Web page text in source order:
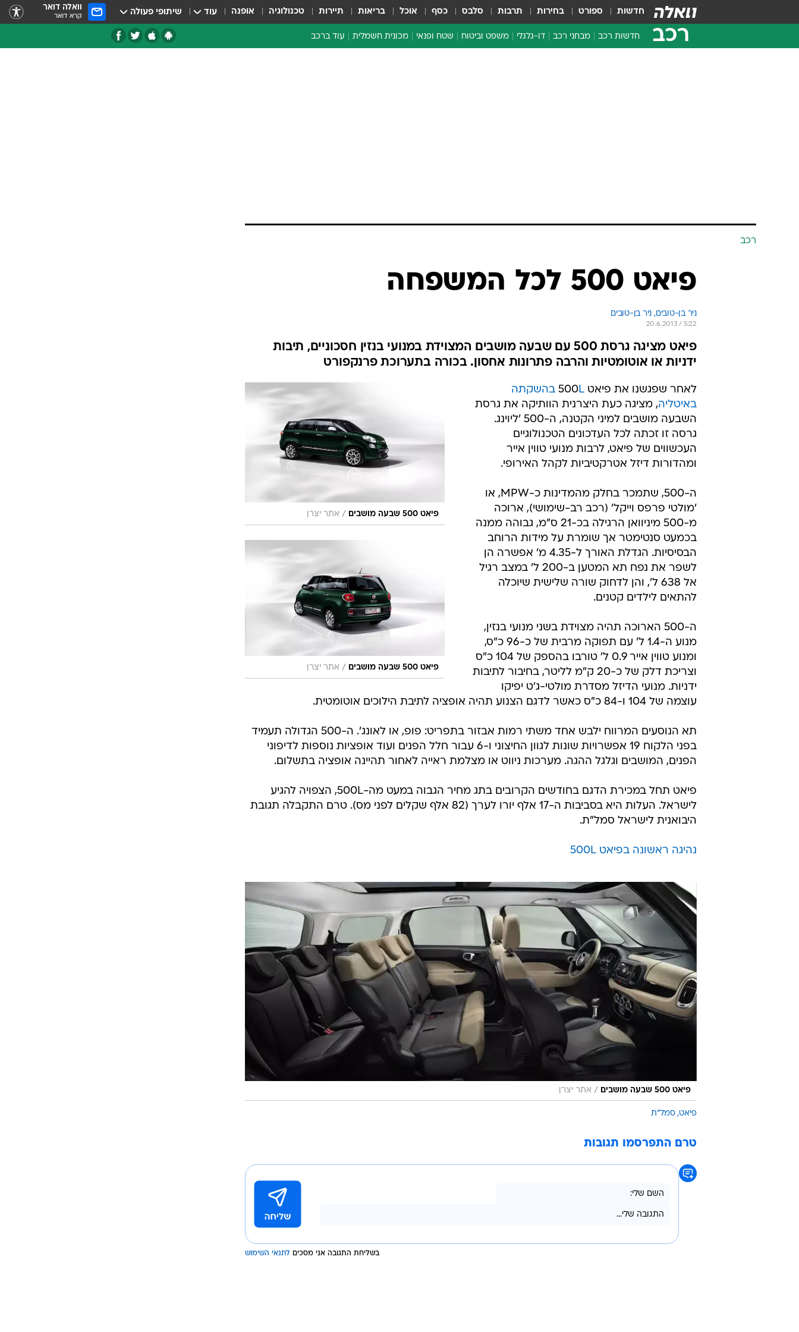
חדשות ספורט בחירות תרבות סלבס כסף אוכל בריאות תיירות טכנולוגיה אופנה עוד שיתופי פעולה וואלה דואר
קרא דואר
רכב חדשות רכב מבחני רכב דו-גלגלי משפט וביטוח שטח ופנאי מכונית חשמלית עוד ברכב
ארכיון מדורים
כתבו לנו
רכב
פיאט 500 לכל המשפחה
ניר בן-טובים, ניר בן-טובים
20.6.2013 / 5:22
פיאט מציגה גרסת 500 עם שבעה מושבים המצוידת במנועי בנזין חסכוניים, תיבות
ידניות או אוטומטיות והרבה פתרונות אחסון. בכורה בתערוכת פרנקפורט
פיאט 500 שבעה מושבים / אתר יצרן
פיאט 500 שבעה מושבים / אתר יצרן
לאחר שפגשנו את פיאט 500
L בהשקתה
באיטליה, מציגה כעת היצרנית הוותיקה את גרסת
השבעה מושבים למיני הקטנה, ה-500 'ליוינג.
גרסה זו זכתה לכל העדכונים הטכנולוגיים
העכשווים של פיאט, לרבות מנועי טווין אייר
ומהדורות דיזל אטרקטיביות לקהל האירופי.
ה-500, שתמכר בחלק מהמדינות כ-MPW, או
'מולטי פרפס וייקל' (רכב רב-שימושי), ארוכה
מ-500 מיניוואן הרגילה בכ-21 ס"מ, גבוהה ממנה
בכמעט סנטימטר אך שומרת על מידות הרוחב
הבסיסיות. הגדלת האורך ל-4.35 מ' אפשרה הן
לשפר את נפח תא המטען ב-200 ל' במצב רגיל
אל 638 ל', והן לדחוק שורה שלישית שיוכלה
להתאים לילדים קטנים.
ה-500 הארוכה תהיה מצוידת בשני מנועי בנזין,
מנוע ה-1.4 ל' עם תפוקה מרבית של כ-96 כ"ס,
ומנוע טווין אייר 0.9 ל' טורבו בהספק של 104 כ"ס
וצריכת דלק של כ-20 ק"מ לליטר, בחיבור לתיבות
ידניות. מנועי הדיזל מסדרת מולטי-ג'ט יפיקו
עוצמה של 104 ו-84 כ"ס כאשר לדגם הצנוע תהיה אופציה לתיבת הילוכים אוטומטית.
תא הנוסעים המרווח ילבש אחד משתי רמות אבזור בתפריט: פופ, או לאונג'. ה-500 הגדולה תעמיד
בפני הלקוח 19 אפשרויות שונות לגוון החיצוני ו-6 עבור חלל הפנים ועוד אופציות נוספות לדיפוני
הפנים, המושבים וגלגל ההגה. מערכות ניווט או מצלמת ראייה לאחור תהיינה אופציה בתשלום.
פיאט תחל במכירת הדגם בחודשים הקרובים בתג מחיר הגבוה במעט מה-500L, הצפויה להגיע
לישראל. העלות היא בסביבות ה-17 אלף יורו לערך (82 אלף שקלים לפני מס). טרם התקבלה תגובת
היבואנית לישראל סמל"ת.
נהיגה ראשונה בפיאט 500L
פיאט 500 שבעה מושבים / אתר יצרן
פיאט סמל"ת
טרם התפרסמו תגובות
בשליחת התגובה אני מסכים לתנאי השימוש